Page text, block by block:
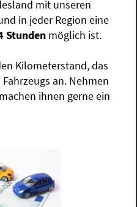
mit unseren
in jeder Region eine
Stunden möglich ist.
Kilometerstand, das
an. Nehmen
ihnen gerne ein